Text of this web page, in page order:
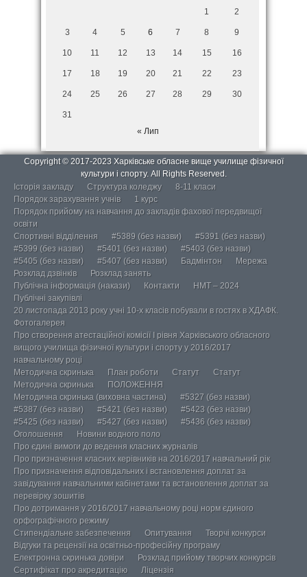
1 2
3 4 5 6 7 8 9
10 11 12 13 14 15 16
17 18 19 20 21 22 23
24 25 26 27 28 29 30
31
« Лип
Copyright © 2017-2023 Харківське обласне вище училище фізичної
культури і спорту. All Rights Reserved.
Історія закладу
Структура коледжу
8-11 класи
Порядок зарахування учнів
1 курс
Порядок прийому на навчання до закладів фахової передвищої
освіти
Спортивні відділення
#5389 (без назви)
#5391 (без назви)
#5399 (без назви)
#5401 (без назви)
#5403 (без назви)
#5405 (без назви)
#5407 (без назви) Бадмінтон
Мережа
Розклад дзвінків
Розклад занять
Публічна інформація (накази)
Контакти
НМТ – 2024
Публічні закупівлі
20 листопада 2013 року учні 10-х класів побували в гостях в ХДАФК.
Фотогалерея
Про створення атестаційної комісії І рівня Харківського обласного
вищого училища фізичної культури і спорту у 2016/2017
навчальному році
Методична скринька
План роботи Статут
Статут
Методична скринька
ПОЛОЖЕННЯ
Методична скринька (виховна частина)
#5327 (без назви)
#5387 (без назви)
#5421 (без назви)
#5423 (без назви)
#5425 (без назви)
#5427 (без назви)
#5436 (без назви)
Оголошення
Новини водного поло
Про єдині вимоги до ведення класних журналів
Про призначення класних керівників на 2016/2017 навчальний рік
Про призначення відповідальних і встановлення доплат за
завідування навчальними кабінетами та встановлення доплат за
перевірку зошитів
Про дотримання у 2016/2017 навчальному році норм єдиного
орфографічного режиму
Стипендіальне забезпечення
Опитування
Творчі конкурси
Відгуки та рецензії на освітньо-професійну програму
Електронна скринька довіри
Розклад прийому творчих конкурсів
Сертифікат про акредитацію
Ліцензія